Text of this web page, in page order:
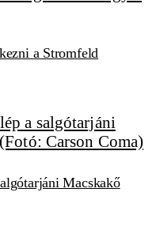
a Stromfeld
Macskakő